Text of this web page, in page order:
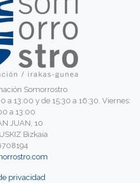
Somorrostro
a 13:00 y de 15:30 a 16:30. Viernes:
a 13:00
JUAN, 10
Bizkaia
privacidad